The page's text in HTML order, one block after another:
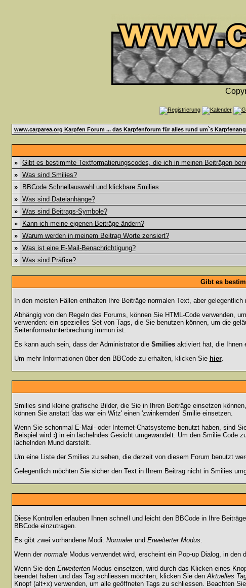
www.carparea.org Karpfen Forum ... das Karpfenforum für alles rund um`s
»
Gibt es bestimmte Textformatierungscodes, die ich in meinen Beiträgen
»
Was sind Smilies?
»
BBCode Schnellauswahl und klickbare Smilies
»
Was sind Dateianhänge?
»
Was sind Beitrags-Symbole?
»
Kann ich meine eigenen Beiträge ändern?
»
Warum werden in meinem Beitrag Worte zensiert?
»
Was ist eine E-Mail-Benachrichtigung?
»
Was sind Präfixe?
Gibt es
In den meisten Fällen enthalten Ihre Beiträge normalen Text, aber
Abhängig von den Regeln des Forums, können Sie HTML-Code verwenden,
verwenden: ein spezielles Set von Tags, die Sie benutzen können, um die
Seitenformatunterbrechung immun ist.
Es kann auch sein, dass der Administrator die Smiliesaktiviert hat, die Ihnen
Um mehr Informationen über den BBCode zu erhalten, klicken Sie hier.
Smilies sind kleine grafische Bilder, die Sie in Ihren Beiträge einsetzen
können Sie anstatt 'das war ein Witz' einen 'zwinkernden' Smilie einsetzen.
Wenn Sie schonmal E-Mail- oder Internet-Chatsysteme benutzt haben, sind
Beispiel wird :)in ein lächelndes Gesicht umgewandelt. Um den Smilie Code
lächelnden Mund darstellt.
Um eine Liste der Smilies zu sehen, die derzeit von diesem Forum benutzt
Gelegentlich möchten Sie sicher den Text in Ihrem Beitrag nicht in Smilies
Diese Kontrollen erlauben Ihnen schnell und leicht den BBCode in Ihre
BBCode einzutragen.
Es gibt zwei vorhandene Modi: Normalerund Erweiterter Modus.
Wenn der normaleModus verwendet wird, erscheint ein Pop-up Dialog, in den
Wenn Sie den ErweitertenModus einsetzen, wird durch das Klicken eines
beendet haben und das Tag schliessen möchten, klicken Sie denAktuelles
Knopf (alt+x) verwenden, um alle geöffneten Tags zu schliessen. Beachten